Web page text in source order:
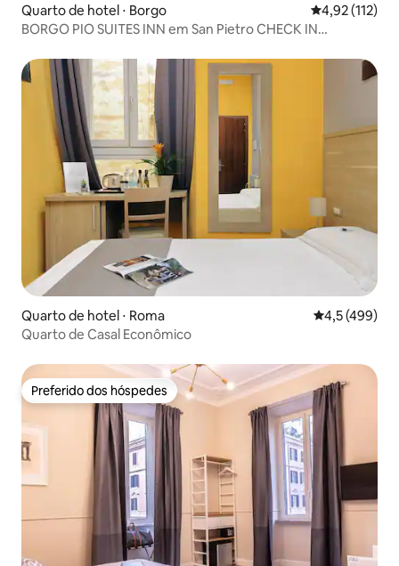
Quarto de hotel ⋅ Borgo 4,92 de uma
4,92 (112)
BORGO PIO SUITES INN em San Pietro CHECK IN
Quarto de hotel ⋅ Roma 4,5 de uma
4,5 (499)
Quarto de Casal Econômico
Preferido dos hóspedes
Preferido dos hóspedes